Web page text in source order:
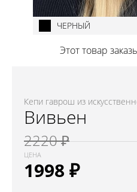
ЧЕРНЫЙ
Этот товар
Кепи гаврош из
Вивьен
2220 ₽
ЦЕНА
1998 ₽